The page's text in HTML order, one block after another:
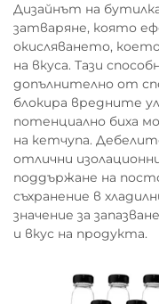
Дизайнът на
затваряне, която
окисляването,
на вкуса. Тази
допълнително от
блокира вредните
потенциално биха
на кетчупа.
отлични
поддържане на
съхранение в
значение за
и вкус на продукта.